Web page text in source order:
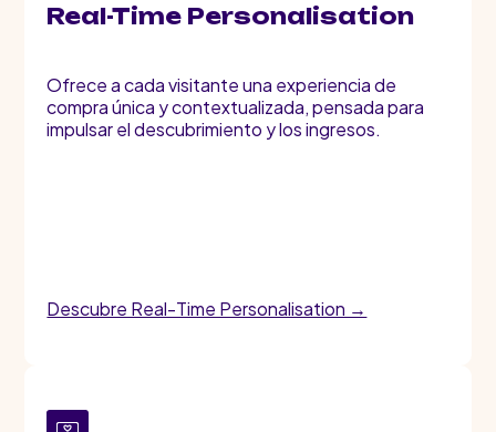
Real-Time Personalisation
Ofrece a cada visitante una experiencia de
compra única y contextualizada, pensada para
impulsar el descubrimiento y los ingresos.
Descubre Real-Time Personalisation →